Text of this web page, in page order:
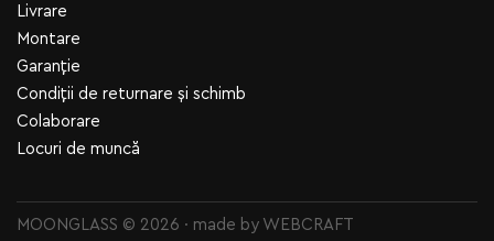
Livrare
Montare
Garanție
Condiții de returnare și schimb
Colaborare
Locuri de muncă
MOONGLASS © 2026 · made by WEBCRAFT